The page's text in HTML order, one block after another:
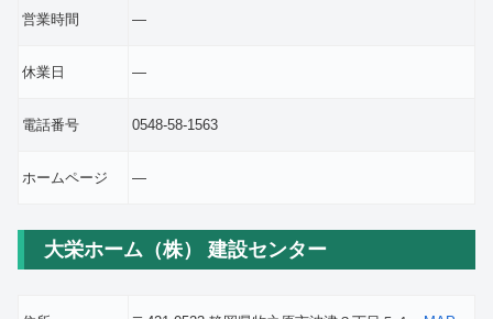
営業時間 ―
休業日 ―
電話番号 0548-58-1563
ホームページ ―
大栄ホーム（株） 建設センター